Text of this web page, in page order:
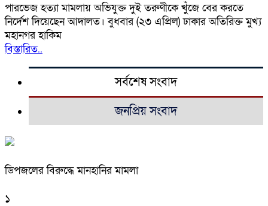
পারভেজ হত্যা মামলায় অভিযুক্ত দুই তরুণীকে খুঁজে বের করতে
নির্দেশ দিয়েছেন আদালত। বুধবার (২৩ এপ্রিল) ঢাকার অতিরিক্ত মুখ্য
মহানগর হাকিম
বিস্তারিত..
সর্বশেষ সংবাদ
জনপ্রিয় সংবাদ
ডিপজলের বিরুদ্ধে মানহানির মামলা
১